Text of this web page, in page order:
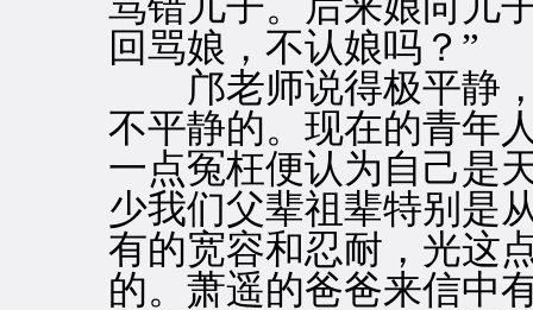
回骂娘，不认娘吗？”
邝老师说得极平静，
不平静的。现在的青年
一点冤枉便认为自己是
少我们父辈祖辈特别是
有的宽容和忍耐，光这
的。萧遥的爸爸来信中